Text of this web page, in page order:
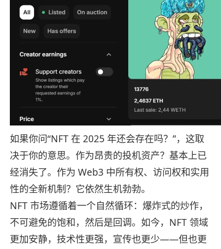
如果你问“NFT 在 2025 年还会存在吗？”，这取
决于你的意思。作为昂贵的投机资产？基本上已
经消失了。作为 Web3 中所有权、访问权和实用
性的全新机制？它依然生机勃勃。
NFT 市场遵循着一个自然循环：爆炸式的炒作，
不可避免的饱和，然后是回调。如今，NFT 领域
更加安静，技术性更强，宣传也更少——但也更